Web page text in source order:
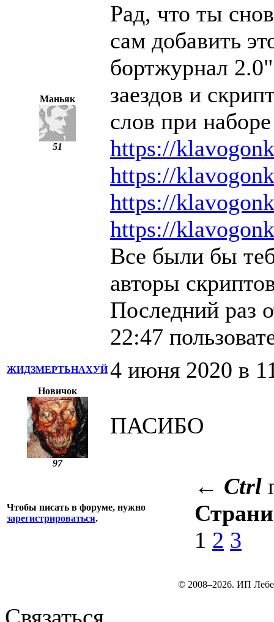
Маньяк
51
Рад, что ты
сам добавить
бортжурнал
заездов и
слов при
https://
https://
https://
https://
Все были бы
авторы
Последний раз
22:47
ЖИДЗМЕРТЬНАХУЙ 4 июня 2020 в
Новичок
97
ПАСИБО
Чтобы писать в форуме, нужно
зарегистрироваться.
← Ctrl
1 2 3
© 2008–2026. ИП